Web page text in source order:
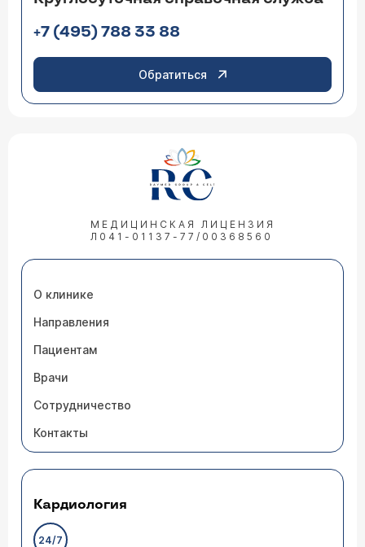
+7 (495) 788 33 88
Обратиться
МЕДИЦИНСКАЯ ЛИЦЕНЗИЯ
Л041-01137-77/00368560
О клинике
Направления
Пациентам
Врачи
Сотрудничество
Контакты
Кардиология
24/7